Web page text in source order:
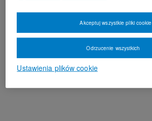
Ustawienia plików cookie
Odrzucenie wszystkich
Akceptuj wszystkie pliki cookie